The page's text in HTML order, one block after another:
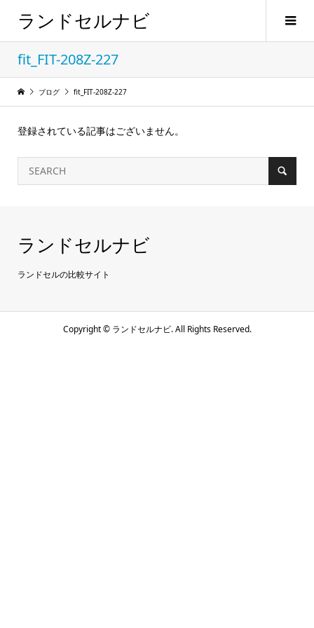
ランドセルナビ
fit_FIT-208Z-227
ブログ fit_FIT-208Z-227
登録されている記事はございません。
ランドセルナビ
ランドセルの比較サイト
Copyright ©ランドセルナビ. All Rights Reserved.